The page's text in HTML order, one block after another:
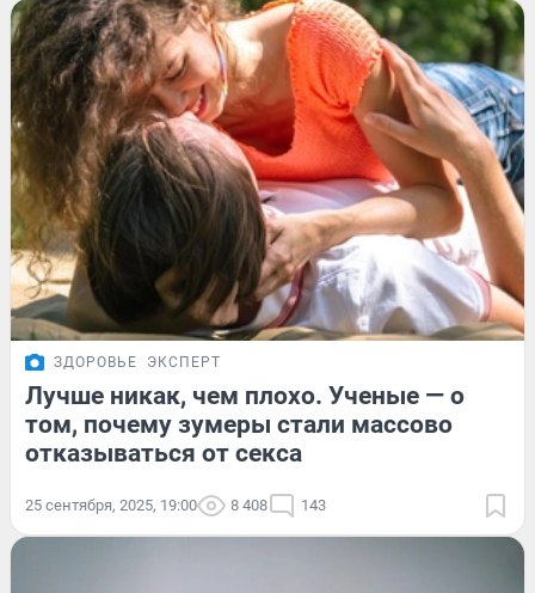
ЗДОРОВЬЕ ЭКСПЕРТ
Лучше никак, чем плохо. Ученые — о
том, почему зумеры стали массово
отказываться от секса
25 сентября, 2025, 19:00 8 408 143